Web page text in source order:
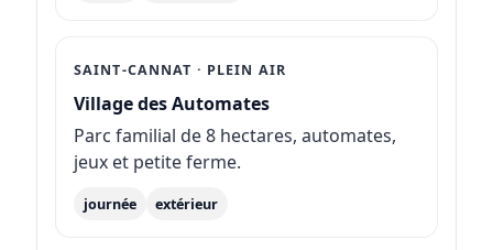
SAINT-CANNAT · PLEIN AIR
Village des Automates
Parc familial de 8 hectares, automates,
jeux et petite ferme.
journée extérieur